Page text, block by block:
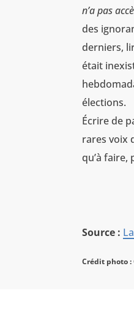
n’a pas
des
derniers,
était
élections.
Écrire de
rares voix
qu’à faire,
Source :
Crédit photo :